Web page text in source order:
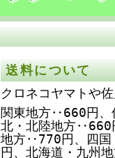
送料について
クロネコヤマトや
関東地方‥660円、
北・北陸地方‥660
地方‥770円、四
円、北海道・九州